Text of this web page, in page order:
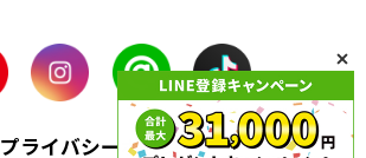
プライバシーポリシー